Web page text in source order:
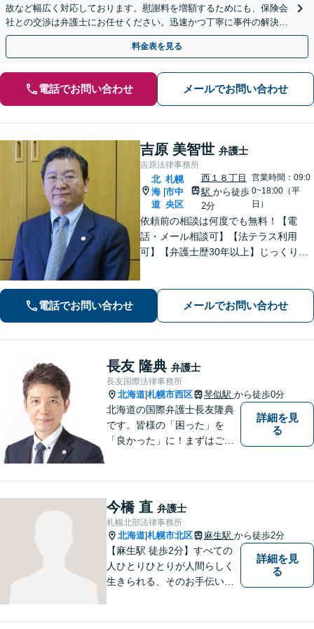
故など幅広く対応しております。慰謝料を増額するためにも、保険会
社との交渉は弁護士にお任せください。迅速かつ丁寧に事件の解決に
あたります。【電話相談可】【休日・夜間面談可】
料金表を見る
電話でお問い合わせ メールでお問い合わせ
吉原 美智世 弁護士
吉原法律事務所
北
海
道
|
札幌
市中
央区
西１８丁目
駅 から徒歩
2分
営業時間：09:0
0~18:00（平
日）
依頼前の相談は何度でも無料！【電
話・メール相談可】【法テラス利用
可】【弁護士歴30年以上】じっくりヒ
建をサポート【離婚】世代を問わず豊
富な実績あり【西18丁目駅2分】【他士
電話でお問い合わせ メールでお問い合わせ
長友 隆典 弁護士
長友国際法律事務所
北海道 札幌市西区 琴似駅 から徒歩0分
北海道の国際弁護士長友隆典
です。皆様の「困った」を
「良かった」に！まずはご相
ています。 English available
英語対応可
詳細を見
る
今橋 直 弁護士
札幌北部法律事務所
北海道 札幌市北区 麻生駅 から徒歩2分
【麻生駅 徒歩2分】すべての
人ひとりひとりが人間らしく
生きられる、そのお手伝いを
詳細を見
る